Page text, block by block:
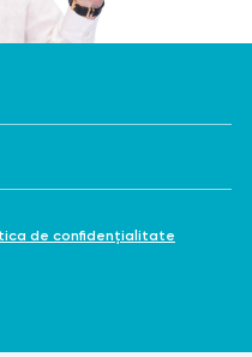
laser-hair-removal
de confidențialitate